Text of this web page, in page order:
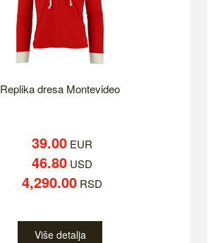
Replika dresa Montevideo
39.00EUR
46.80USD
4,290.00RSD
Više detalja